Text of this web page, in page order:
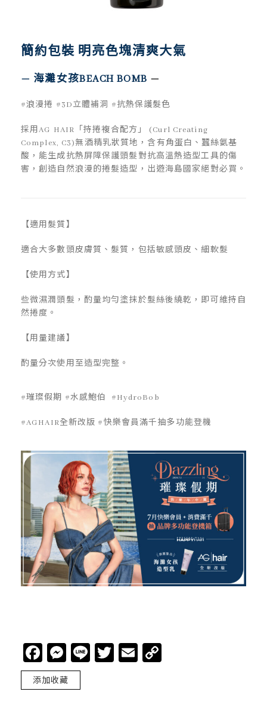
簡約包裝 明亮色塊清爽大氣
— 海灘女孩BEACH BOMB —
#浪漫捲 #3D立體補洞 #抗熱保護髮色
採用AG HAIR「持捲複合配方」 (Curl Creating
Complex, C3)無酒精乳狀質地，含有角蛋白、蠶絲氨基
酸，能生成抗熱屏障保護頭髮對抗高溫熱造型工具的傷
害，創造自然浪漫的捲髮造型，出遊海島國家絕對必買。
【適用髮質】
適合大多數頭皮膚質、髮質，包括敏感頭皮、細軟髮
【使用方式】
些微濕潤頭髮，酌量均勻塗抹於髮絲後繞乾，即可維持自
然捲度。
【用量建議】
酌量分次使用至造型完整。
#璀璨假期 #水感鮑伯 #HydroBob
#AGHAIR全新改版 #快樂會員滿千抽多功能登機
Facebook
Messenger
LineTwitter
Email
添加收藏